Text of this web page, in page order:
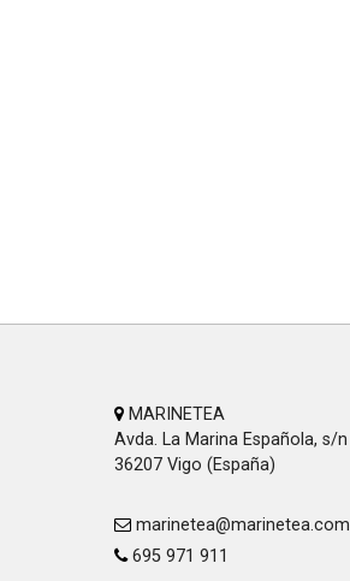
MARINETEA
Avda. La Marina Española, s/n
36207 Vigo (España)
marinetea@marinetea.com
695 971 911